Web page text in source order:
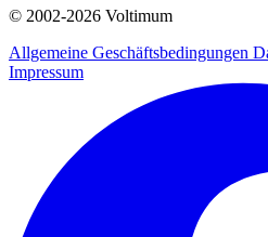
© 2002-2026 Voltimum
Allgemeine Geschäftsbedingungen
Impressum